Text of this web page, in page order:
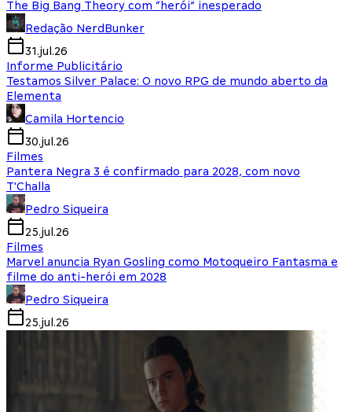
The Big Bang Theory com “herói” inesperado
Redação NerdBunker
31.jul.26
Informe Publicitário
Testamos Silver Palace: O novo RPG de mundo aberto da
Elementa
Camila Hortencio
30.jul.26
Filmes
Pantera Negra 3 é confirmado para 2028, com novo
T'Challa
Pedro Siqueira
25.jul.26
Filmes
Marvel anuncia Ryan Gosling como Motoqueiro Fantasma e
filme do anti-herói em 2028
Pedro Siqueira
25.jul.26